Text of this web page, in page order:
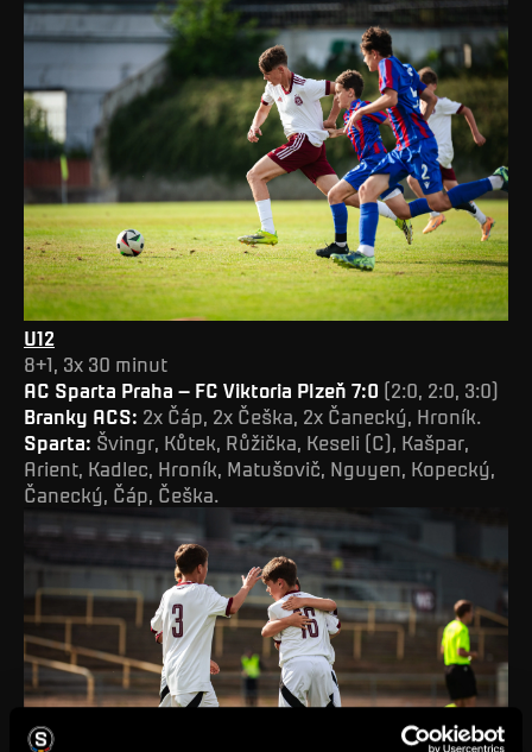
U12
8+1, 3x 30 minut
AC Sparta Praha – FC Viktoria Plzeň 7:0 (2:0, 2:0, 3:0)
Branky ACS: 2x Čáp, 2x Češka, 2x Čanecký, Hroník.
Sparta: Švingr, Kůtek, Růžička, Keseli (C), Kašpar,
Arient, Kadlec, Hroník, Matušovič, Nguyen, Kopecký,
Čanecký, Čáp, Češka.